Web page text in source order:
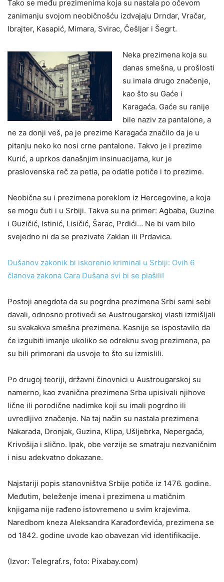
Tako se među prezimenima koja su nastala po očevom
zanimanju svojom neobičnošću izdvajaju Drndar, Vračar,
Ibrajter, Kasapić, Mimara, Svirac, Češljar i Šegrt.
Neka prezimena koja su
danas smešna, u prošlosti
su imala drugo značenje,
kao što su Gaće i
Karagaća. Gaće su ranije
bile naziv za pantalone, a
ne za donji veš, pa je prezime Karagaća značilo da je u
pitanju neko ko nosi crne pantalone. Takvo je i prezime
Kurić, a uprkos današnjim insinuacijama, kur je
praslovenska reč za petla, pa odatle potiče i to prezime.
Neobična su i prezimena poreklom iz Hercegovine, a koja
se mogu čuti i u Srbiji. Takva su na primer: Agbaba, Guzine
i Guzičić, Istinić, Lisičić, Šarac, Prdići… Ne bi vam bilo
svejedno ni da se prezivate Zaklan ili Prdavica.
Dušanov zakonik bi iskorenio kriminal u Srbiji: Ovih 6
članova zakona Cara Dušana svi bi se plašili!
Postoji anegdota da su pogrdna prezimena Srbi sami sebi
davali, odnosno protiveći se Austrougarskoj vlasti izmišljali
su svakakva smešna prezimena. Kasnije se ispostavilo da
će izgubiti imanje ukoliko se odreknu svog prezimena, pa
su bili primorani da usvoje to što su izmislili.
Po drugoj teoriji, državni činovnici u Austrougarskoj su
namerno, kao zvanična prezimena Srba upisivali njihove
lične ili porodične nadimke koji su imali pogrdno ili
uvredljivo značenje. Na taj način su nastala prezimena
Nakarada, Dronjak, Guzina, Klipa, Ušljebrka, Nepergaća,
Krivošija i slično. Ipak, obe verzije se smatraju nezvaničnim
i nisu adekvatno dokazane.
Najstariji popis stanovništva Srbije potiče iz 1476. godine.
Međutim, beleženje imena i prezimena u matičnim
knjigama nije rađeno istovremeno u svim krajevima.
Naredbom kneza Aleksandra Karađorđevića, prezimena se
od 1842. godine uvode kao obavezan vid identifikacije.
(Izvor: Telegraf.rs, foto: Pixabay.com)